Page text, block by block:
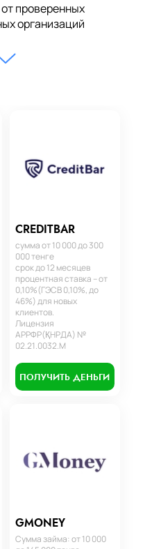
проверенных
организаций
CREDITBAR
сумма от 10 000 до 300
000 тенге
срок до 12 месяцев
процентная ставка – от
0,10%(ГЭСВ 0,10%, до
46%) для новых
клиентов.
Лицензия
АРРФР(ҚНРДА) №
02.21.0032.М
ПОЛУЧИТЬ ДЕНЬГИ
GMONEY
Сумма займа: от 10 000